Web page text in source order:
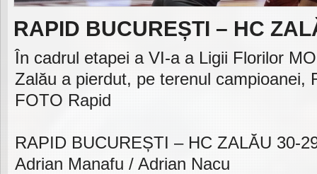
RAPID BUCUREȘTI – HC
În cadrul etapei a VI-a a Ligii Florilor
Zalău a pierdut, pe terenul campioanei,
FOTO Rapid
RAPID BUCUREȘTI – HC ZALĂU 30-
Adrian Manafu / Adrian Nacu